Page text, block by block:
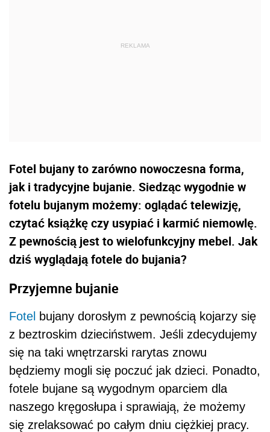
Fotel bujany to zarówno nowoczesna forma,
jak i tradycyjne bujanie. Siedząc wygodnie w
fotelu bujanym możemy: oglądać telewizję,
czytać książkę czy usypiać i karmić niemowlę.
Z pewnością jest to wielofunkcyjny mebel. Jak
dziś wyglądają fotele do bujania?
Przyjemne bujanie
Fotel bujany dorosłym z pewnością kojarzy się
z beztroskim dzieciństwem. Jeśli zdecydujemy
się na taki wnętrzarski rarytas znowu
będziemy mogli się poczuć jak dzieci. Ponadto,
fotele bujane są wygodnym oparciem dla
naszego kręgosłupa i sprawiają, że możemy
się zrelaksować po całym dniu ciężkiej pracy.